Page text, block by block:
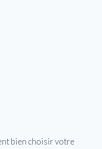
bien choisir votre